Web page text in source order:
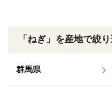
甘くて太くて柔らかい、
春に植え付けをし、夏の
「ねぎ」を産地で絞
群馬県